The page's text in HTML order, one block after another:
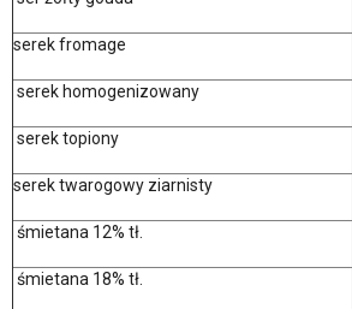
serek fromage
serek homogenizowany
serek topiony
serek twarogowy ziarnisty
śmietana 12% tł.
śmietana 18% tł.